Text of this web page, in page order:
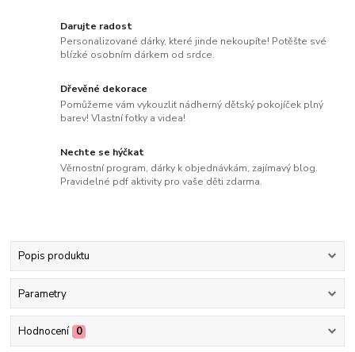
Darujte radost
Personalizované dárky, které jinde nekoupíte! Potěšte své
blízké osobním dárkem od srdce.
Dřevěné dekorace
Pomůžeme vám vykouzlit nádherný dětský pokojíček plný
barev! Vlastní fotky a videa!
Nechte se hýčkat
Věrnostní program, dárky k objednávkám, zajímavý blog.
Pravidelné pdf aktivity pro vaše děti zdarma.
Popis produktu
Parametry
Hodnocení 0